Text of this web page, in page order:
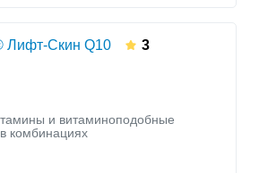
Лифт-Скин Q10 3
и витаминоподобные
комбинациях